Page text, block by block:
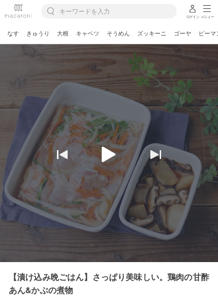
ログイン メニュー
なす きゅうり 大根 キャベツ そうめん ズッキーニ ゴーヤ ピーマ
【漬け込み晩ごはん】さっぱり美味しい。鶏肉の甘酢
あん&かぶの煮物